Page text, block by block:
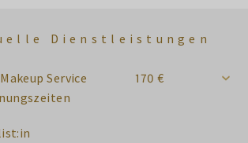
Dienstleistungen
Service
170 €